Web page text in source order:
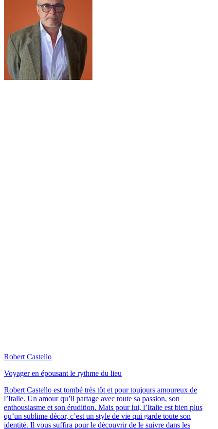
Robert Castello
Voyager en épousant le rythme du lieu
Robert Castello est tombé très tôt et pour toujours amoureux de
l’Italie. Un amour qu’il partage avec toute sa passion, son
enthousiasme et son érudition. Mais pour lui, l’Italie est bien plus
qu’un sublime décor, c’est un style de vie qui garde toute son
identité. Il vous suffira pour le découvrir de le suivre dans les